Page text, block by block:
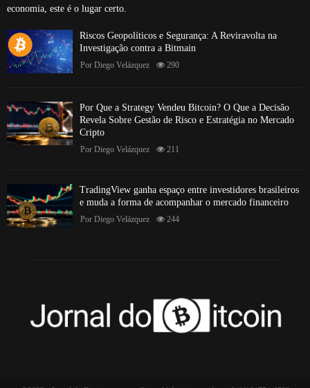
economia, este é o lugar certo.
Riscos Geopolíticos e Segurança: A Reviravolta na
Investigação contra a Bitmain
Por Diego Velázquez 290
Por Que a Strategy Vendeu Bitcoin? O Que a Decisão
Revela Sobre Gestão de Risco e Estratégia no Mercado
Cripto
Por Diego Velázquez 211
TradingView ganha espaço entre investidores brasileiros
e muda a forma de acompanhar o mercado financeiro
Por Diego Velázquez 244